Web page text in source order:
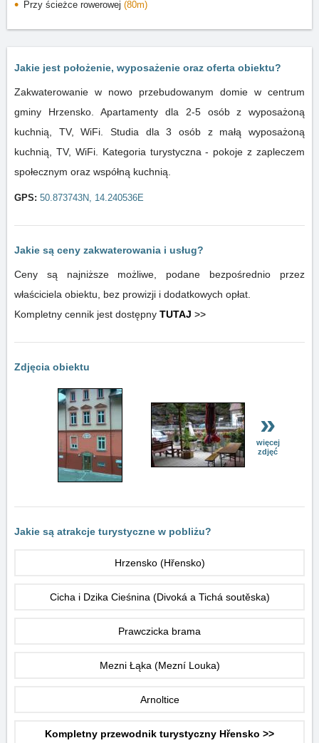
Przy ścieżce rowerowej (80m)
Jakie jest położenie, wyposażenie oraz oferta obiektu?
Zakwaterowanie w nowo przebudowanym domie w centrum
gminy Hrzensko. Apartamenty dla 2-5 osób z wyposażoną
kuchnią, TV, WiFi. Studia dla 3 osób z małą wyposażoną
kuchnią, TV, WiFi. Kategoria turystyczna - pokoje z zapleczem
społecznym oraz współną kuchnią.
GPS: 50.873743N, 14.240536E
Jakie są ceny zakwaterowania i usług?
Ceny są najniższe możliwe, podane bezpośrednio przez
właściciela obiektu, bez prowizji i dodatkowych opłat.
Kompletny cennik jest dostępny TUTAJ >>
Zdjęcia obiektu
»
więcej
zdjęć
Jakie są atrakcje turystyczne w pobliżu?
Hrzensko (Hřensko)
Cicha i Dzika Cieśnina (Divoká a Tichá soutěska)
Prawczicka brama
Mezni Łąka (Mezní Louka)
Arnoltice
Kompletny przewodnik turystyczny Hřensko >>